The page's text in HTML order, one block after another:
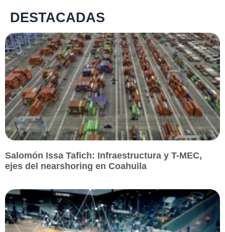
DESTACADAS
Salomón Issa Tafich: Infraestructura y T-MEC,
ejes del nearshoring en Coahuila